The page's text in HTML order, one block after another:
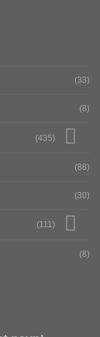
(33)
(8)
(435)
(88)
(30)
(111)
(8)